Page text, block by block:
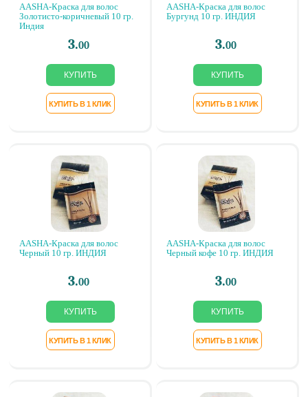
AASHA-Краска для волос
Золотисто-коричневый 10 гр.
Индия
3.00
AASHA-Краска для волос
Бургунд 10 гр. ИНДИЯ
3.00
AASHA-Краска для волос
Черный 10 гр. ИНДИЯ
3.00
AASHA-Краска для волос
Черный кофе 10 гр. ИНДИЯ
3.00